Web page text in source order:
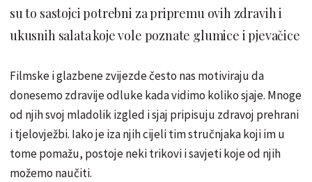
su to sastojci potrebni za pripremu ovih zdravih i
ukusnih salata koje vole poznate glumice i pjevačice
Filmske i glazbene zvijezde često nas motiviraju da
donesemo zdravije odluke kada vidimo koliko sjaje. Mnoge
od njih svoj mladolik izgled i sjaj pripisuju zdravoj prehrani
i tjelovježbi. Iako je iza njih cijeli tim stručnjaka koji im u
tome pomažu, postoje neki trikovi i savjeti koje od njih
možemo naučiti.